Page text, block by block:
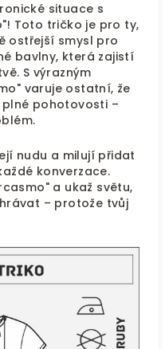
situace s
Toto tričko je pro ty,
ostřejší smysl pro
bavlny, která zajistí
S výrazným
varuje ostatní, že
plné pohotovosti –
nudu a milují přidat
konverzace.
a ukaž světu,
– protože tvůj